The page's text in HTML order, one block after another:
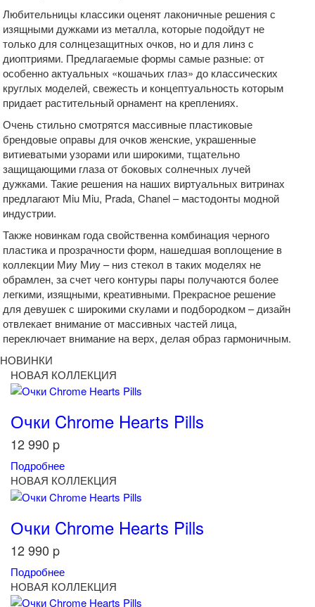
Любительницы классики оценят лаконичные решения с
изящными дужками из металла, которые подойдут не
только для солнцезащитных очков, но и для линз с
диоптриями. Предлагаемые формы самые разные: от
особенно актуальных «кошачьих глаз» до классических
круглых моделей, свежесть и концептуальность которым
придает растительный орнамент на креплениях.
Очень стильно смотрятся массивные пластиковые
брендовые оправы для очков женские, украшенные
витиеватыми узорами или широкими, тщательно
защищающими глаза от боковых солнечных лучей
дужками. Такие решения на наших виртуальных витринах
предлагают Miu Miu, Prada, Chanel – мастодонты модной
индустрии.
Также новинкам года свойственна комбинация черного
пластика и прозрачности форм, нашедшая воплощение в
коллекции Миу Миу – низ стекол в таких моделях не
обрамлен, за счет чего контуры пары получаются более
легкими, изящными, креативными. Прекрасное решение
для девушек с широкими скулами и подбородком – дизайн
отвлекает внимание от массивных частей лица,
переключает внимание на верх, делая образ гармоничным.
НОВИНКИ
НОВАЯ КОЛЛЕКЦИЯ
Очки Chrome Hearts Pills
12 990 p
Подробнее
НОВАЯ КОЛЛЕКЦИЯ
Очки Chrome Hearts Pills
12 990 p
Подробнее
НОВАЯ КОЛЛЕКЦИЯ